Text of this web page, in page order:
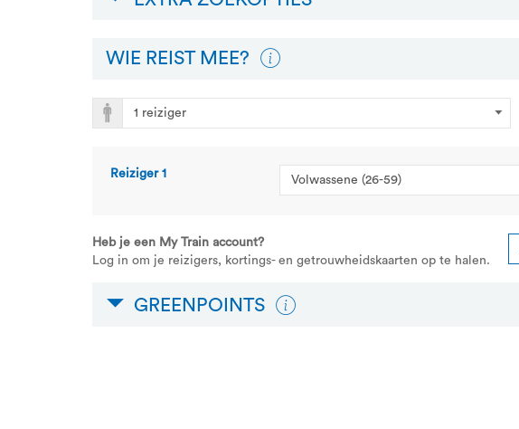
WIE REIST MEE?
Reiziger 1
Heb je een My Train account?
Log in om je reizigers, kortings- en getrouwheidskaarten op te halen.
GREENPOINTS